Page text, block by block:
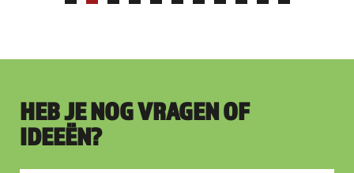
HEB JE NOG VRAGEN OF
IDEEËN?